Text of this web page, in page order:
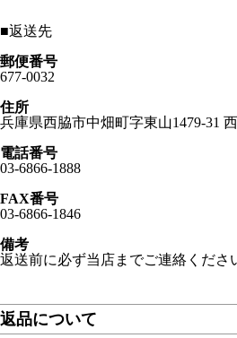
■返送先
郵便番号
677-0032
住所
兵庫県西脇市中畑町字東山1479-31
電話番号
03-6866-1888
FAX番号
03-6866-1846
備考
返送前に必ず当店までご連絡くださ
返品について